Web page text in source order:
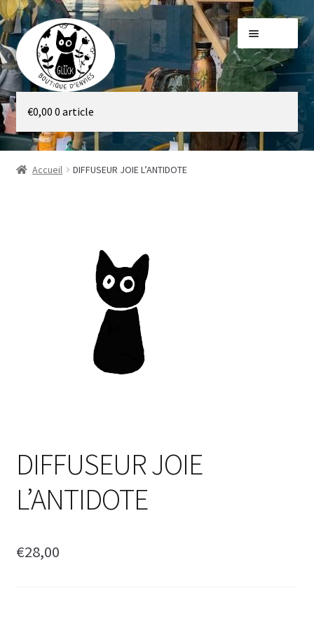
Aller
à
la
navigation
Aller
au
contenu
Galerie
Boutique
€0,00 0 article
Accueil DIFFUSEUR JOIE L’ANTIDOTE
DIFFUSEUR JOIE
L’ANTIDOTE
€28,00